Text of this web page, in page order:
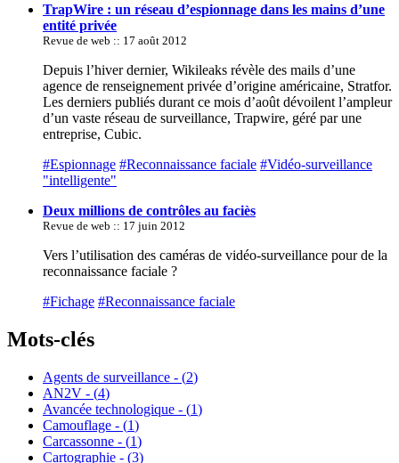
TrapWire : un réseau d’espionnage dans les mains d’une
entité privée
Revue de web :: 17 août 2012
Depuis l’hiver dernier, Wikileaks révèle des mails d’une
agence de renseignement privée d’origine américaine, Stratfor.
Les derniers publiés durant ce mois d’août dévoilent l’ampleur
d’un vaste réseau de surveillance, Trapwire, géré par une
entreprise, Cubic.
#Espionnage #Reconnaissance faciale #Vidéo-surveillance
"intelligente"
Deux millions de contrôles au faciès
Revue de web :: 17 juin 2012
Vers l’utilisation des caméras de vidéo-surveillance pour de la
reconnaissance faciale ?
#Fichage #Reconnaissance faciale
Mots-clés
Agents de surveillance - (2)
AN2V - (4)
Avancée technologique - (1)
Camouflage - (1)
Carcassonne - (1)
Cartographie - (3)